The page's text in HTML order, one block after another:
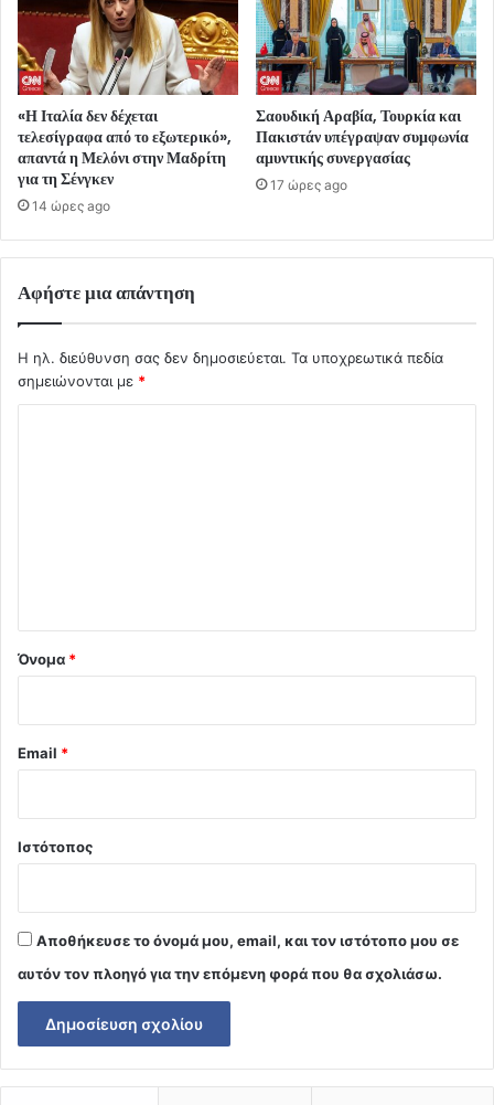
«Η Ιταλία δεν δέχεται
τελεσίγραφα από το εξωτερικό»,
απαντά η Μελόνι στην Μαδρίτη
για τη Σένγκεν
14 ώρες ago
Σαουδική Αραβία, Τουρκία και
Πακιστάν υπέγραψαν συμφωνία
αμυντικής συνεργασίας
17 ώρες ago
Αφήστε μια απάντηση
Η ηλ. διεύθυνση σας δεν δημοσιεύεται. Τα υποχρεωτικά πεδία
σημειώνονται με *
Όνομα *
Email *
Ιστότοπος
Αποθήκευσε το όνομά μου, email, και τον ιστότοπο μου σε
αυτόν τον πλοηγό για την επόμενη φορά που θα σχολιάσω.